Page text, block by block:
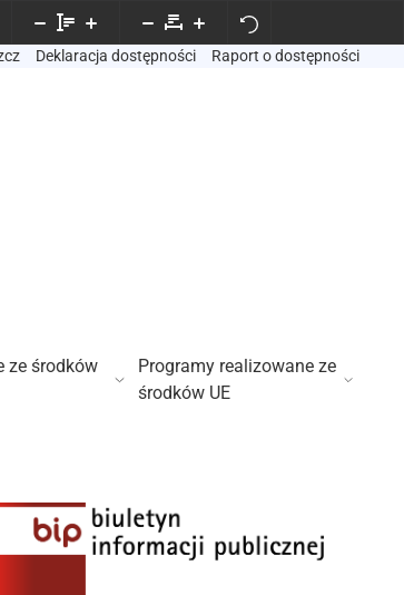
Deklaracja dostępności Raport o dostępności
ze środków
Programy realizowane ze
środków UE